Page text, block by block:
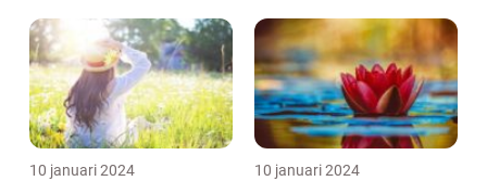
10 januari 2024 10 januari 2024